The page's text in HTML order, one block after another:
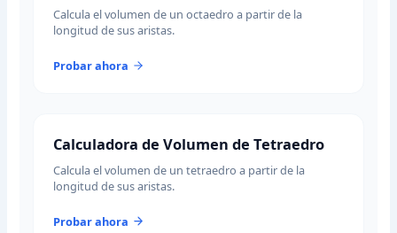
Calcula el volumen de un octaedro a partir de la
longitud de sus aristas.
Probar ahora
Calculadora de Volumen de Tetraedro
Calcula el volumen de un tetraedro a partir de la
longitud de sus aristas.
Probar ahora